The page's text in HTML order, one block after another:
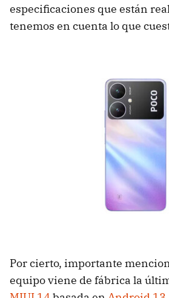
especificaciones que están
tenemos en cuenta lo que
Por cierto, importante
equipo viene de fábrica la